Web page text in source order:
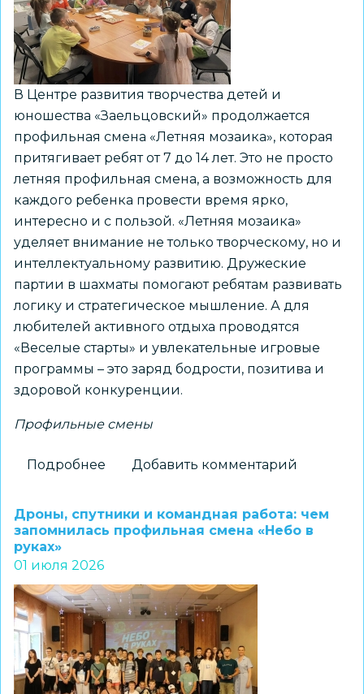
подростков
начались
Новосибирске
В Центре развития творчества детей и
юношества «Заельцовский» продолжается
профильная смена «Летняя мозаика», которая
притягивает ребят от 7 до 14 лет. Это не просто
летняя профильная смена, а возможность для
каждого ребенка провести время ярко,
интересно и с пользой. «Летняя мозаика»
уделяет внимание не только творческому, но и
интеллектуальному развитию. Дружеские
партии в шахматы помогают ребятам развивать
логику и стратегическое мышление. А для
любителей активного отдыха проводятся
«Веселые старты» и увлекательные игровые
программы – это заряд бодрости, позитива и
здоровой конкуренции.
Профильные смены
Подробнее
«Летняя
в
центре
«Заельцовский»
Добавить комментарий
Дроны, спутники и командная работа: чем
запомнилась профильная смена «Небо в
руках»
01 июля 2026